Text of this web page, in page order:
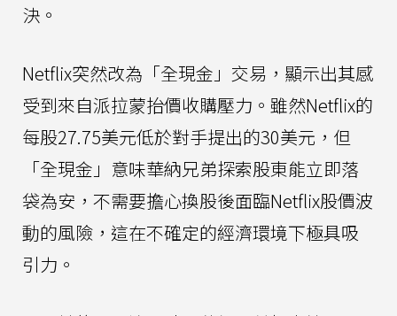
決。
Netflix突然改為「全現金」交易，顯示出其感
受到來自派拉蒙抬價收購壓力。雖然Netflix的
每股27.75美元低於對手提出的30美元，但
「全現金」意味華納兄弟探索股東能立即落
袋為安，不需要擔心換股後面臨Netflix股價波
動的風險，這在不確定的經濟環境下極具吸
引力。